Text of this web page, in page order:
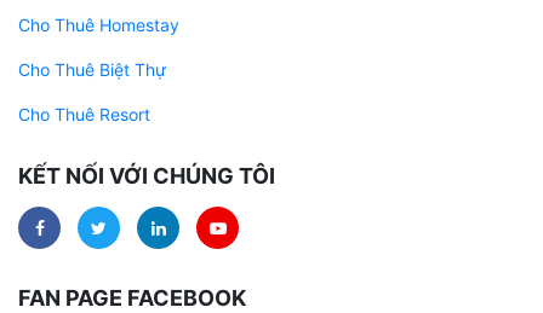
Cho Thuê Homestay
Cho Thuê Biệt Thự
Cho Thuê Resort
KẾT NỐI VỚI CHÚNG TÔI
FAN PAGE FACEBOOK